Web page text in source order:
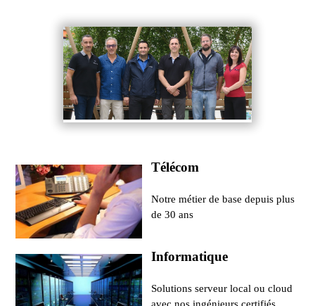
Télécom
Notre métier de base depuis plus
de 30 ans
Informatique
Solutions serveur local ou cloud
avec nos ingénieurs certifiés.